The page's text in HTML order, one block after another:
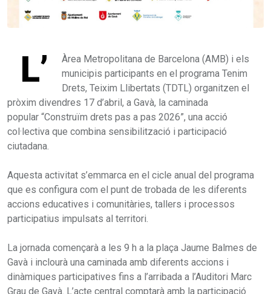
L’
Àrea Metropolitana de Barcelona (AMB) i els
municipis participants en el programa Tenim
Drets, Teixim Llibertats (TDTL) organitzen el
pròxim divendres 17 d’abril, a Gavà, la caminada
popular “Construïm drets pas a pas 2026”, una acció
col·lectiva que combina sensibilització i participació
ciutadana.
Aquesta activitat s’emmarca en el cicle anual del programa
que es configura com el punt de trobada de les diferents
accions educatives i comunitàries, tallers i processos
participatius impulsats al territori.
La jornada començarà a les 9 h a la plaça Jaume Balmes de
Gavà i inclourà una caminada amb diferents accions i
dinàmiques participatives fins a l’arribada a l’Auditori Marc
Grau de Gavà. L’acte central comptarà amb la participació